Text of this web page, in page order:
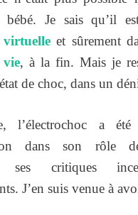
Je sais qu’il
et sûrement
, à la fin. Mais je
de choc, dans un
l’électrochoc a été
dans son rôle
ses critiques
J’en suis venue à